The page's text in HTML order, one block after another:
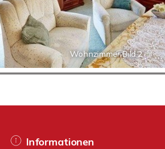
Wohnzimmer Bild 2
Informationen